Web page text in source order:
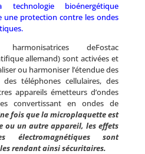
bioénergétique
une protection contre les ondes
deFostac
allemand) sont activées et
ou harmoniser l’étendue des
téléphones cellulaires, des
appareils émetteurs d’ondes
convertissant en ondes de
fois que la microplaquette est
ou un autre appareil, les effets
électromagnétiques sont
rendant ainsi sécuritaires.